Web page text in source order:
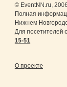
© EventNN.ru,
Полная
Нижнем
Для посетителей
15-51
О проекте